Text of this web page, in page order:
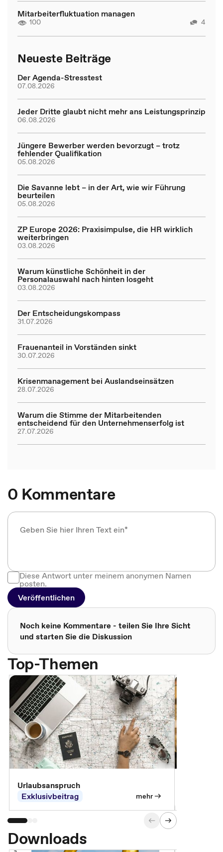
Mitarbeiterfluktuation managen
100 4
Neueste Beiträge
Der Agenda-Stresstest
07.08.2026
Jeder Dritte glaubt nicht mehr ans Leistungsprinzip
06.08.2026
Jüngere Bewerber werden bevorzugt – trotz
fehlender Qualifikation
05.08.2026
Die Savanne lebt – in der Art, wie wir Führung
beurteilen
05.08.2026
ZP Europe 2026: Praxisimpulse, die HR wirklich
weiterbringen
03.08.2026
Warum künstliche Schönheit in der
Personalauswahl nach hinten losgeht
03.08.2026
Der Entscheidungskompass
31.07.2026
Frauenanteil in Vorständen sinkt
30.07.2026
Krisenmanagement bei Auslandseinsätzen
28.07.2026
Warum die Stimme der Mitarbeitenden
entscheidend für den Unternehmenserfolg ist
27.07.2026
0 Kommentare
Diese Antwort unter meinem anonymen Namen
posten.
Veröffentlichen
Noch keine Kommentare - teilen Sie Ihre Sicht
und starten Sie die Diskussion
Top-Themen
Urlaubsanspruch
Exklusivbeitrag
mehr
Downloads